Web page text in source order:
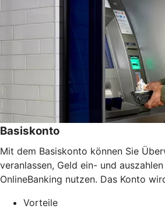
Basiskonto
Mit dem Basiskonto können Sie
veranlassen, Geld ein- und
OnlineBanking nutzen. Das Konto
Vorteile